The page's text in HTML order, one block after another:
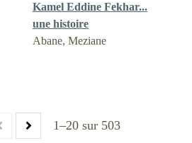
Kamel Eddine Fekhar...
une histoire
Abane, Meziane
1–20 sur 503